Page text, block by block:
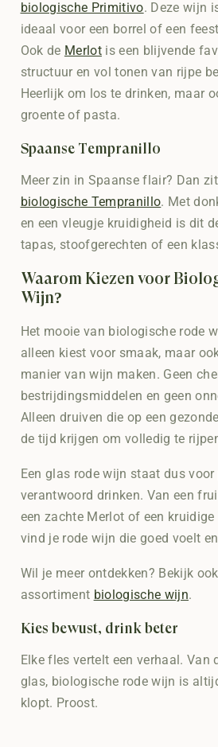
biologische Primitivo. Deze wijn
ideaal voor een borrel of een
Ook de Merlotis een blijvende
structuur en vol tonen van rijpe
Heerlijk om los te drinken, maar
groente of pasta.
Spaanse Tempranillo
Meer zin in Spaanse flair? Dan
biologische Tempranillo. Met
en een vleugje kruidigheid is dit
tapas, stoofgerechten of een
Waarom Kiezen voor
Wijn?
Het mooie van biologische rode
alleen kiest voor smaak, maar
manier van wijn maken. Geen
bestrijdingsmiddelen en geen
Alleen druiven die op een
de tijd krijgen om volledig te
Een glas rode wijn staat dus
verantwoord drinken. Van een
een zachte Merlot of een
vind je rode wijn die goed voelt
Wil je meer ontdekken? Bekijk
assortiment biologische wijn.
Kies bewust, drink beter
Elke fles vertelt een verhaal. Van
glas, biologische rode wijn is
klopt. Proost.